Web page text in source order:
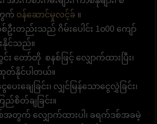
တွက် ဝန်ဆောင်မှုလင့်ခ် ။
စ်ဦးတည်းသည် ဂိမ်းပေါင်း 1၀00 ကျော်
နိုင်သည်။
း တော်တို စနစ်ဖြင့် လျှောက်ထားပြီး၊
ထုတ်နိုင်ပါတယ်။
းချေခြင်း၊ လျှင်မြန်သောငွေလွှဲခြင်း၊
ည်စိတ်ချခြင်း။
တွက် လျှောက်ထားပါ၊ ခရက်ဒစ်အခမဲ့